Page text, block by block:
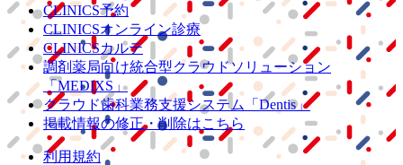
CLINICS予約
CLINICSオンライン診療
CLINICSカルテ
調剤薬局向け統合型クラウドソリューション
「MEDIXS」
クラウド歯科業務支援システム
「Dentis」
掲載情報の修正・削除はこちら
利用規約